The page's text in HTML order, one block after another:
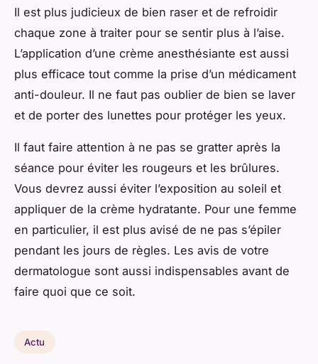
Il est plus judicieux de bien raser et de refroidir
chaque zone à traiter pour se sentir plus à l’aise.
L’application d’une crème anesthésiante est aussi
plus efficace tout comme la prise d’un médicament
anti-douleur. Il ne faut pas oublier de bien se laver
et de porter des lunettes pour protéger les yeux.
Il faut faire attention à ne pas se gratter après la
séance pour éviter les rougeurs et les brûlures.
Vous devrez aussi éviter l’exposition au soleil et
appliquer de la crème hydratante. Pour une femme
en particulier, il est plus avisé de ne pas s’épiler
pendant les jours de règles. Les avis de votre
dermatologue sont aussi indispensables avant de
faire quoi que ce soit.
Actu